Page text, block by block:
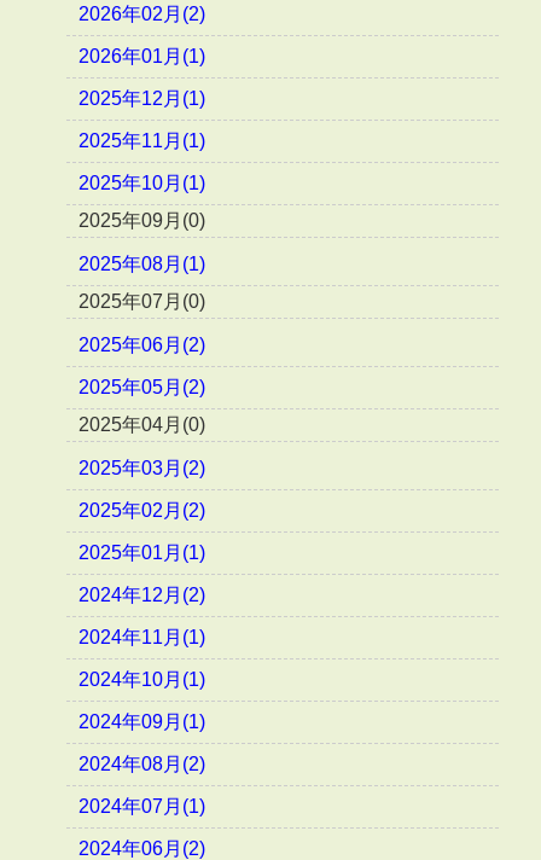
2026年02月(2)
2026年01月(1)
2025年12月(1)
2025年11月(1)
2025年10月(1)
2025年09月(0)
2025年08月(1)
2025年07月(0)
2025年06月(2)
2025年05月(2)
2025年04月(0)
2025年03月(2)
2025年02月(2)
2025年01月(1)
2024年12月(2)
2024年11月(1)
2024年10月(1)
2024年09月(1)
2024年08月(2)
2024年07月(1)
2024年06月(2)